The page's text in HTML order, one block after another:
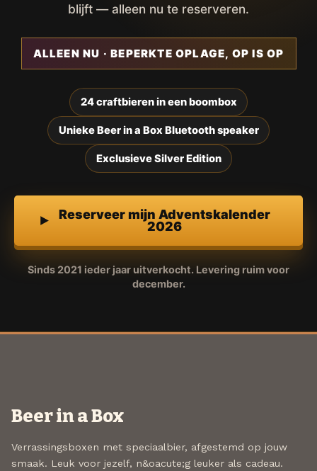
blijft — alleen nu te reserveren.
ALLEEN NU · BEPERKTE OPLAGE, OP IS OP
24 craftbieren in een boombox
Unieke Beer in a Box Bluetooth speaker
Exclusieve Silver Edition
Reserveer mijn Adventskalender
2026
Sinds 2021 ieder jaar uitverkocht. Levering ruim voor
december.
Beer in a Box
Verrassingsboxen met speciaalbier, afgestemd op jouw
smaak. Leuk voor jezelf, n&oacute;g leuker als cadeau.